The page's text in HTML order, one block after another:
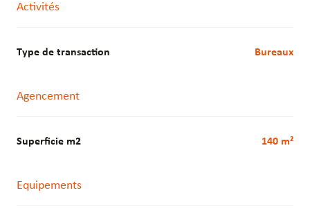
Activités
Type de transaction Bureaux
Agencement
Superficie m2 140 m²
Equipements